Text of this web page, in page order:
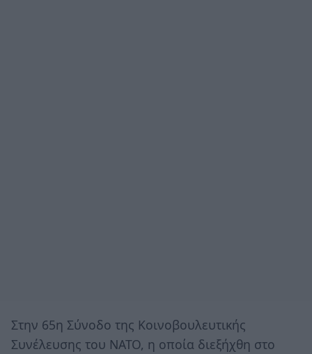
Στην 65η Σύνοδο της Κοινοβουλευτικής
Συνέλευσης του ΝΑΤΟ, η οποία διεξήχθη στο